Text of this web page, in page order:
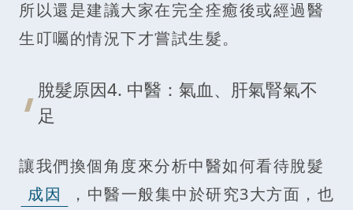
所以還是建議大家在完全痊癒後或經過醫
生叮囑的情況下才嘗試生髮。
脫髮原因4. 中醫：氣血、肝氣腎氣不
足
讓我們換個角度來分析中醫如何看待脫髮
成因
，中醫一般集中於研究3大方面，也